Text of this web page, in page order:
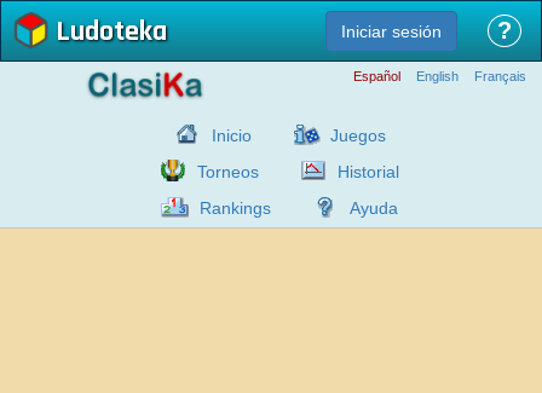
Ludoteka Iniciar sesión ?
Español English Français
Inicio
Juegos
Torneos
Historial
Rankings
Ayuda